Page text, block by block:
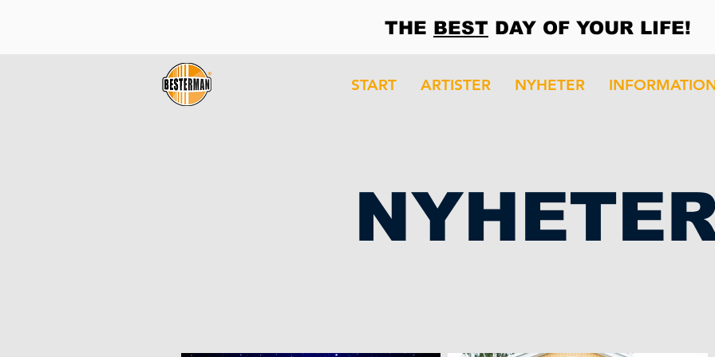
START ARTISTER NYHETER
THE BEST DAY OF YOUR LIFE!